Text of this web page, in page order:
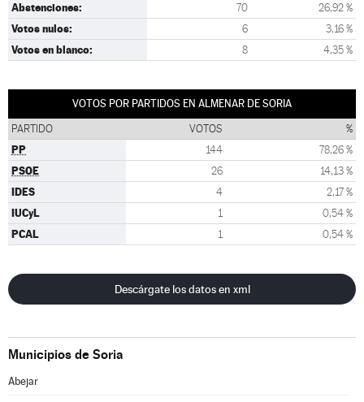
Abstenciones: 70 26,92 %
Votos nulos: 6 3,16 %
Votos en blanco: 8 4,35 %
VOTOS POR PARTIDOS EN ALMENAR DE SORIA
PARTIDO VOTOS %
PP 144 78,26 %
PSOE 26 14,13 %
IDES 4 2,17 %
IUCyL 1 0,54 %
PCAL 1 0,54 %
Descárgate los datos en xml
Municipios de Soria
Abejar